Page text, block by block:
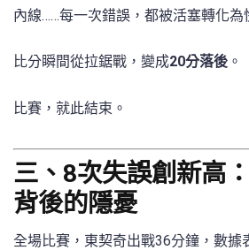
內線……每一次錯誤，都被活塞轉化為
比分瞬間從拉鋸戰，變成20分落後 。
比賽，就此結束。
三、8次失誤創新高
背後的隱憂
全場比賽，東契奇出戰36分鐘，數據